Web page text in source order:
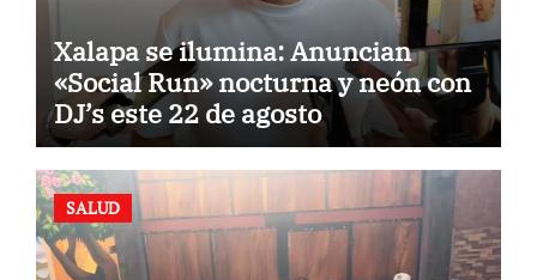
Xalapa se ilumina: Anuncian
«Social Run» nocturna y neón con
DJ’s este 22 de agosto
SALUD